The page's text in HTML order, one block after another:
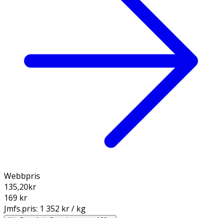
Webbpris
135,20kr
169 kr
Jmfs.pris: 1 352 kr / kg